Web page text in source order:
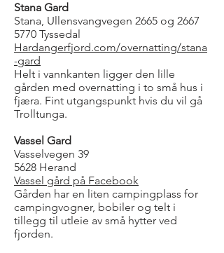
Stana Gard
Stana, Ullensvangvegen 2665 og 2667
5770 Tyssedal
Hardangerfjord.com/overnatting/stana
-gard
Helt i vannkanten ligger den lille
gården med overnatting i to små hus i
fjæra. Fint utgangspunkt hvis du vil gå
Trolltunga.
Vassel Gard
Vasselvegen 39
5628 Herand
Vassel gård på Facebook
Gården har en liten campingplass for
campingvogner, bobiler og telt i
tillegg til utleie av små hytter ved
fjorden.